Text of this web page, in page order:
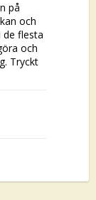
på
och
flesta
och
Tryckt